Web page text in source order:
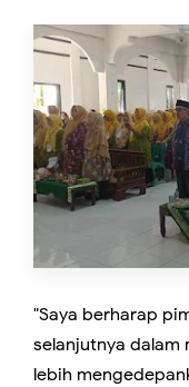
"Saya berharap
selanjutnya dalam
lebih